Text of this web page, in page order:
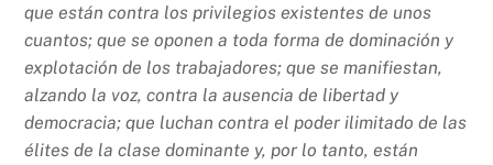
que están contra los privilegios existentes de unos
cuantos; que se oponen a toda forma de dominación y
explotación de los trabajadores; que se manifiestan,
alzando la voz, contra la ausencia de libertad y
democracia; que luchan contra el poder ilimitado de las
élites de la clase dominante y, por lo tanto, están